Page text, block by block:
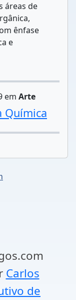
áreas de
ênfase
e
em Arte
Química
Carlos
de